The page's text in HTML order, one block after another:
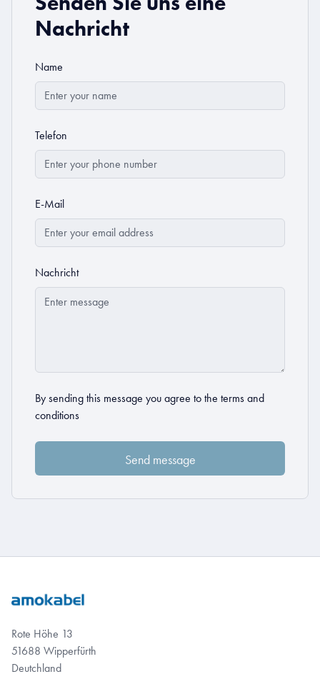
Nachricht
Name
Telefon
E-Mail
Nachricht
By sending this message you agree to the terms and
conditions
Rote Höhe 13
51688 Wipperfürth
Deutchland